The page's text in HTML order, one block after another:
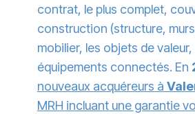
contrat, le plus complet,
construction (structure,
mobilier, les objets de
équipements connectés. En
nouveaux acquéreurs à
MRH incluant une garantie